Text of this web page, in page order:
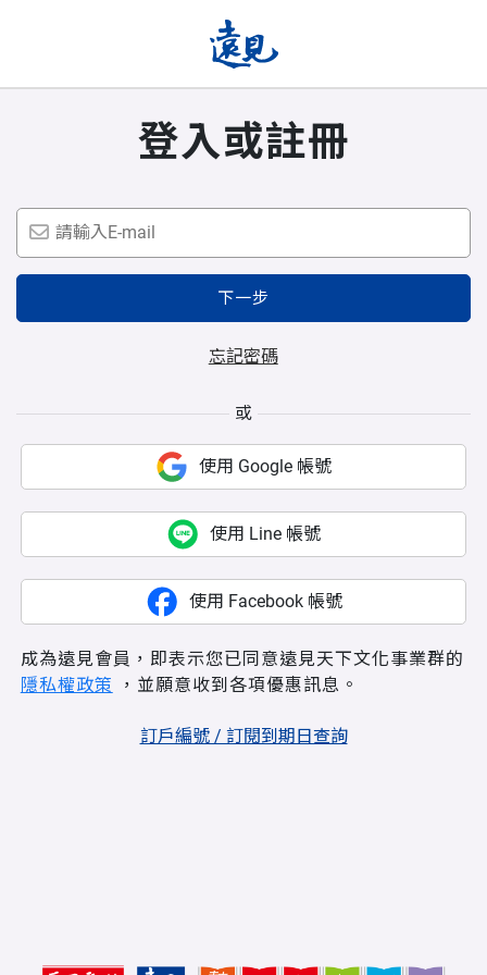
登入或註冊
下一步
忘記密碼
或
使用 Google 帳號
使用 Line 帳號
使用 Facebook 帳號
成為遠見會員，即表示您已同意遠見天下文化事業群的
隱私權政策 ，並願意收到各項優惠訊息。
訂戶編號 / 訂閱到期日查詢